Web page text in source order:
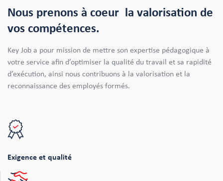
Nous prenons à coeur
la valorisation de
vos compétences.
Key Job a pour mission de mettre son expertise pédagogique à
votre service afin d’optimiser la qualité du travail et sa rapidité
d’exécution, ainsi nous contribuons à la valorisation et la
reconnaissance des employés formés.
Exigence et qualité